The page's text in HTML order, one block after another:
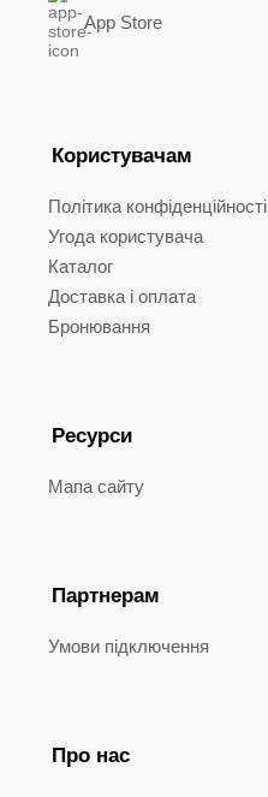
App Store
Користувачам
Політика конфіденційності
Угода користувача
Каталог
Доставка і оплата
Бронювання
Ресурси
Мапа сайту
Партнерам
Умови підключення
Про нас